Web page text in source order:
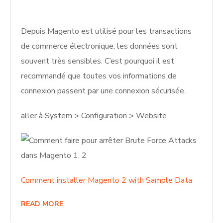
Depuis Magento est utilisé pour les transactions
de commerce électronique, les données sont
souvent très sensibles. C’est pourquoi il est
recommandé que toutes vos informations de
connexion passent par une connexion sécurisée.
aller à System > Configuration > Website
Comment installer Magento 2 with Sample Data
READ MORE